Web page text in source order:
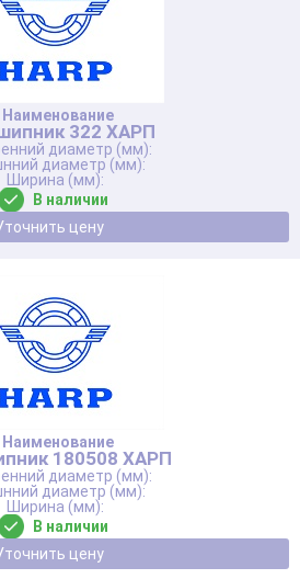
322 ХАРП
В наличии
Уточнить цену
180508 ХАРП
В наличии
Уточнить цену